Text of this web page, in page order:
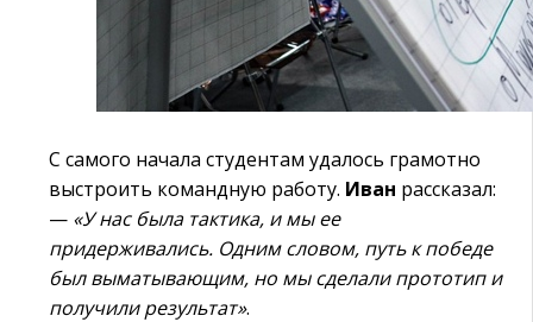
С самого начала студентам удалось грамотно
выстроить командную работу. Иван рассказал:
— «У нас была тактика, и мы ее
придерживались. Одним словом, путь к победе
был выматывающим, но мы сделали прототип и
получили результат».